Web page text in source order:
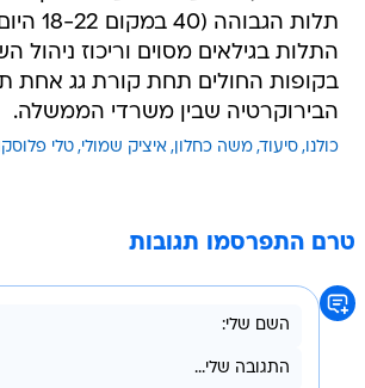
תלות
התלות בגילאים מסוים וריכוז ניהול
בקופות החולים תחת קורת גג אחת
הבירוקרטיה שבין משרדי הממשלה.
כולנו סיעוד משה כחלון איציק שמולי טלי
טרם התפרסמו תגובות